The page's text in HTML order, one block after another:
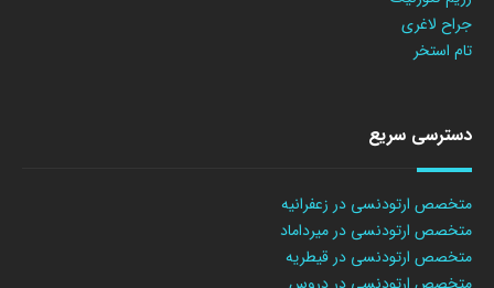
جراح لاغری
تام استخر
دسترسی سریع
متخصص ارتودنسی در زعفرانیه
متخصص ارتودنسی در میرداماد
متخصص ارتودنسی در قیطریه